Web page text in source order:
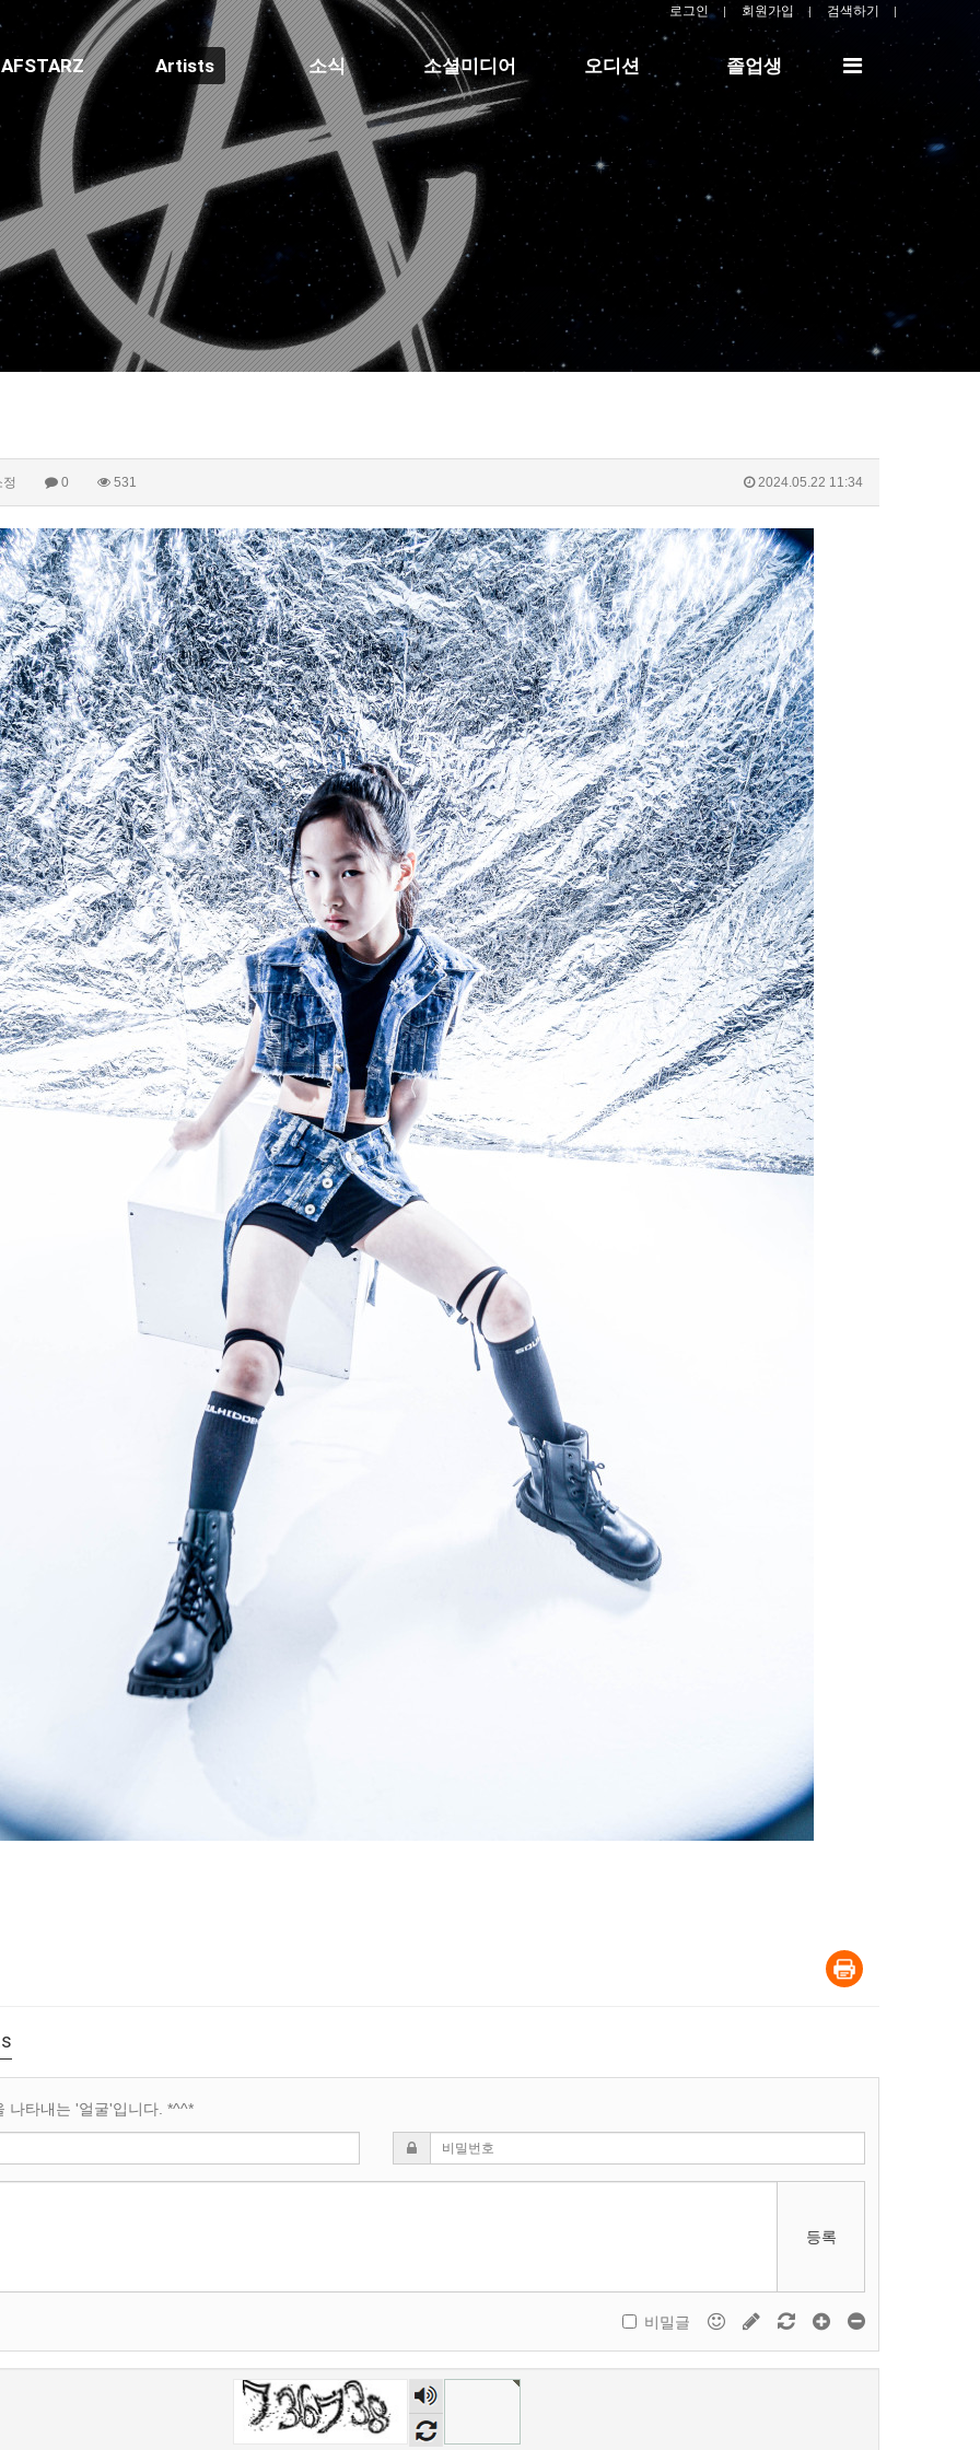
로그인 회원가입 검색하기
AFSTARZ Artists 소식 소셜미디어 오디션 졸업생
전
0 531 2024.05.22 11:34
나타내는 '얼굴'입니다. *^^*
등록
비밀글
숫자
음성
듣기